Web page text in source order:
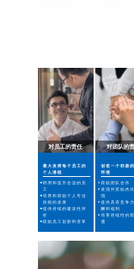
对员工的责任
最大发挥每个员工的
个人潜能
聘用和提升合适的员
工
培养和鼓励个人专业
技能的发展
提供持续的建设性评
价
鼓励员工创新和变革
对团队的
创造一个积极
环境
鼓励团队合作
发现并奖励杰
现
提供具有竞争
酬和福利
培育持续性的
通